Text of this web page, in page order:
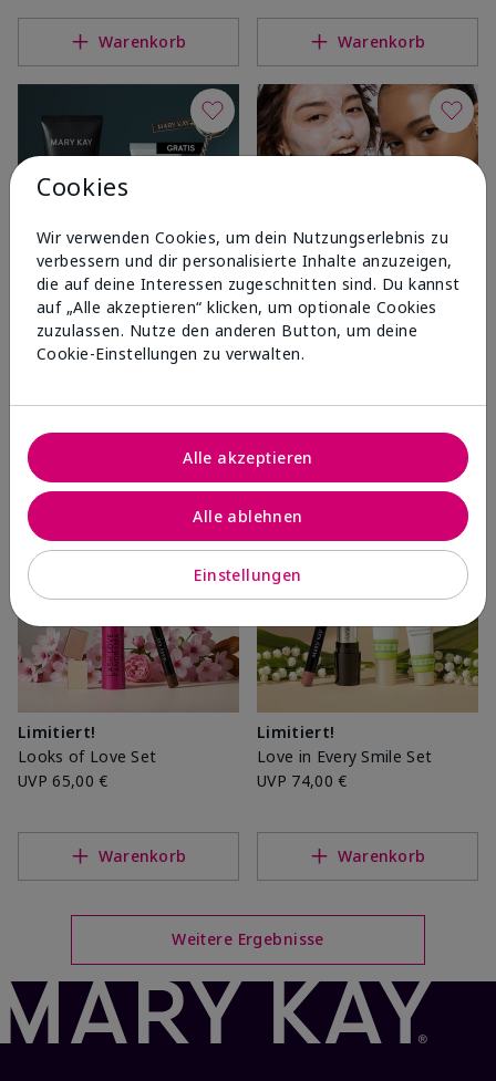
Warenkorb Warenkorb
Limitiert!
Everyday Hydration for Him
Warenkorb
Limitiert!
Hydra Boost Beauty Box
Limitiert!
Looks of Love Set
UVP65,00 €
Warenkorb
Limitiert!
Love in Every Smile Set
UVP 74,00 €
Warenkorb
Weitere Ergebnisse
Cookies
Wir verwenden Cookies, um dein Nutzungserlebnis zu
verbessern und dir personalisierte Inhalte anzuzeigen,
die auf deine Interessen zugeschnitten sind. Du kannst
auf „Alle akzeptieren“ klicken, um optionale Cookies
zuzulassen. Nutze den anderen Button, um deine
Cookie-Einstellungen zu verwalten.
Einstellungen
Alle ablehnen
Alle akzeptieren